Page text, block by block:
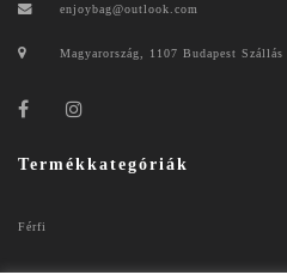
enjoybag@outlook.com
Magyarország, 1107 Budapest Szállás
Termékkategóriák
Férfi